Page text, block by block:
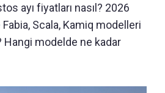
ayı fiyatları nasıl? 2026
Scala, Kamiq modelleri
Hangi modelde ne kadar